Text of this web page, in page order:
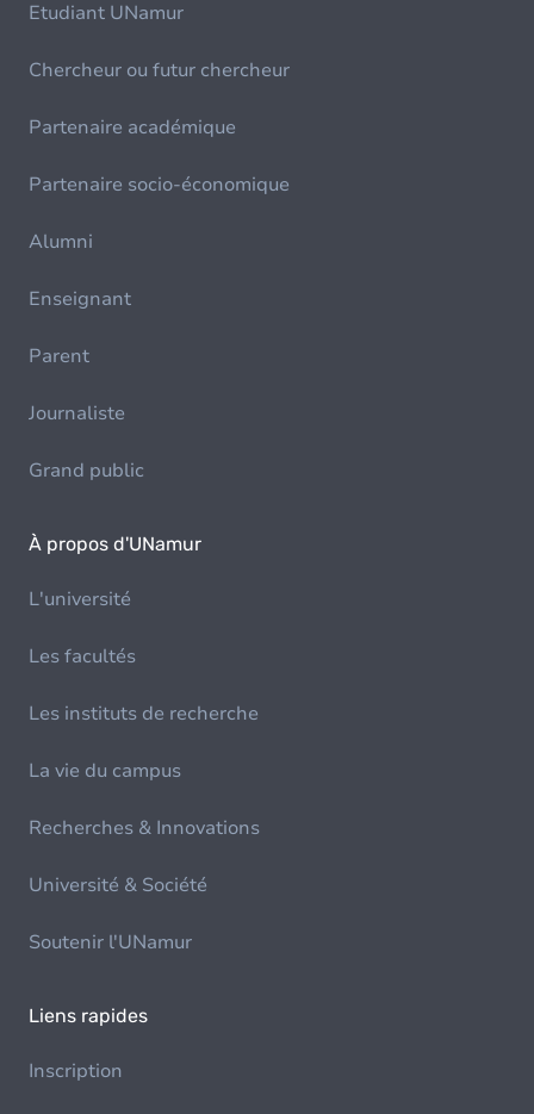
Etudiant UNamur
Chercheur ou futur chercheur
Partenaire académique
Partenaire socio-économique
Alumni
Enseignant
Parent
Journaliste
Grand public
À propos d'UNamur
L'université
Les facultés
Les instituts de recherche
La vie du campus
Recherches & Innovations
Université & Société
Soutenir l'UNamur
Liens rapides
Inscription